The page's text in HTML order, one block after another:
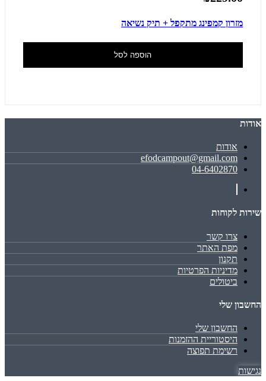
מזרון קמפינג מתקפל + תיק נשיאה
הוספה לסל
אודות
אודות
efodcampout@gmail.com
04-6402870
שירות לקוחות
צרו קשר
מפת האתר
תקנון
מדיניות הפרטיות
ביטולים
החשבון שלי
החשבון שלי
היסטוריית ההזמנות
רשימת תפוצה
נגישות